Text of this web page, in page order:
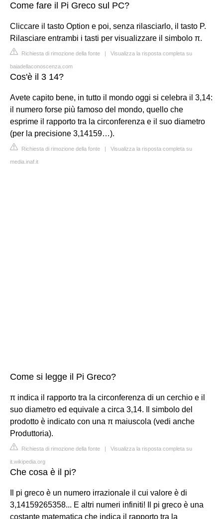
Come fare il Pi Greco sul PC?
Cliccare il tasto Option e poi, senza rilasciarlo, il tasto P.
Rilasciare entrambi i tasti per visualizzare il simbolo π.
Richiesta di rimozione della fonte | Visualizza la risposta completa su
baiadellaconoscenza.com
Cos'è il 3 14?
Avete capito bene, in tutto il mondo oggi si celebra il 3,14:
il numero forse più famoso del mondo, quello che
esprime il rapporto tra la circonferenza e il suo diametro
(per la precisione 3,14159…).
Richiesta di rimozione della fonte | Visualizza la risposta completa su
media.inaf.it
Come si legge il Pi Greco?
π indica il rapporto tra la circonferenza di un cerchio e il
suo diametro ed equivale a circa 3,14. Il simbolo del
prodotto è indicato con una π maiuscola (vedi anche
Produttoria).
Richiesta di rimozione della fonte | Visualizza la risposta completa su
it.wikipedia.org
Che cosa è il pi?
Il pi greco è un numero irrazionale il cui valore è di
3,14159265358... E altri numeri infiniti! Il pi greco è una
costante matematica che indica il rapporto tra la